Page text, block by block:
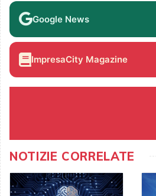
Google News
ImpresaCity Magazine
NOTIZIE CORRELATE